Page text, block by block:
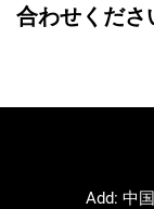
合わせくださ
Add: 中